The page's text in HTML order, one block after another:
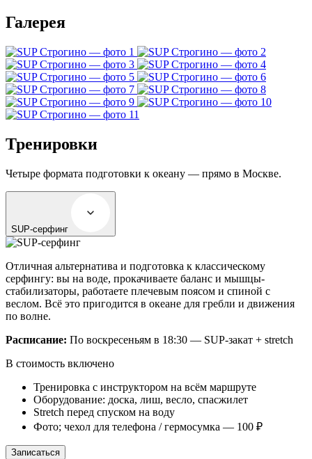
Галерея
Тренировки
Четыре формата подготовки к океану — прямо в Москве.
SUP-серфинг
Отличная альтернатива и подготовка к классическому
серфингу: вы на воде, прокачиваете баланс и мышцы-
стабилизаторы, работаете плечевым поясом и спиной с
веслом. Всё это пригодится в океане для гребли и движения
по волне.
Расписание: По воскресеньям в 18:30 — SUP-закат + stretch
В стоимость включено
Тренировка с инструктором на всём маршруте
Оборудование: доска, лиш, весло, спасжилет
Stretch перед спуском на воду
Фото; чехол для телефона / гермосумка — 100 ₽
Записаться